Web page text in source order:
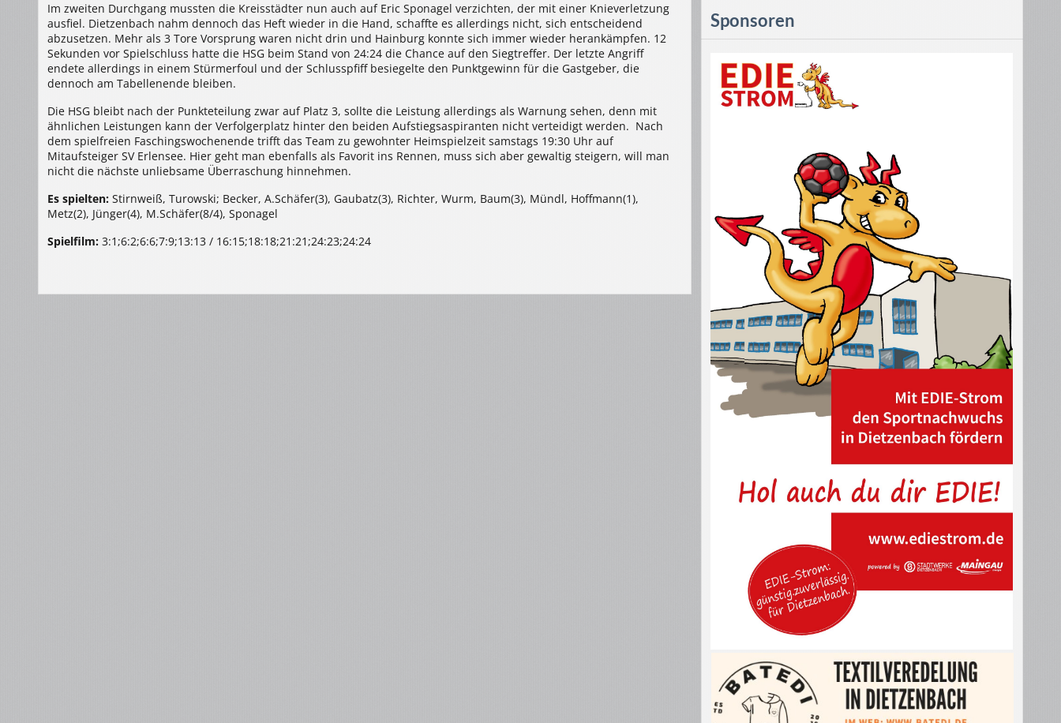
Im zweiten Durchgang mussten die Kreisstädter nun auch auf Eric Sponagel verzichten, der mit einer Knieverletzung
ausfiel. Dietzenbach nahm dennoch das Heft wieder in die Hand, schaffte es allerdings nicht, sich entscheidend
abzusetzen. Mehr als 3 Tore Vorsprung waren nicht drin und Hainburg konnte sich immer wieder herankämpfen. 12
Sekunden vor Spielschluss hatte die HSG beim Stand von 24:24 die Chance auf den Siegtreffer. Der letzte Angriff
endete allerdings in einem Stürmerfoul und der Schlusspfiff besiegelte den Punktgewinn für die Gastgeber, die
dennoch am Tabellenende bleiben.
Die HSG bleibt nach der Punkteteilung zwar auf Platz 3, sollte die Leistung allerdings als Warnung sehen, denn mit
ähnlichen Leistungen kann der Verfolgerplatz hinter den beiden Aufstiegsaspiranten nicht verteidigt werden. Nach
dem spielfreien Faschingswochenende trifft das Team zu gewohnter Heimspielzeit samstags 19:30 Uhr auf
Mitaufsteiger SV Erlensee. Hier geht man ebenfalls als Favorit ins Rennen, muss sich aber gewaltig steigern, will man
nicht die nächste unliebsame Überraschung hinnehmen.
Es spielten: Stirnweiß, Turowski; Becker, A.Schäfer(3), Gaubatz(3), Richter, Wurm, Baum(3), Mündl, Hoffmann(1),
Metz(2), Jünger(4), M.Schäfer(8/4), Sponagel
Spielfilm: 3:1;6:2;6:6;7:9;13:13 / 16:15;18:18;21:21;24:23;24:24
Sponsoren